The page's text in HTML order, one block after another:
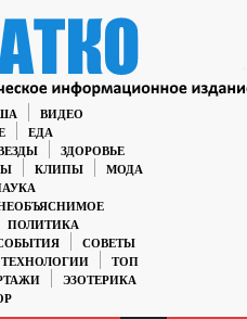
ВИДЕО
ЕДА
ЗДОРОВЬЕ
КЛИПЫ
МОДА
ПОЛИТИКА
СОВЕТЫ
ТЕХНОЛОГИИ
ТОП
ЭЗОТЕРИКА